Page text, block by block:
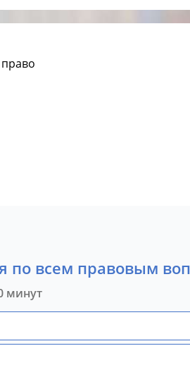
по всем правовым
минут